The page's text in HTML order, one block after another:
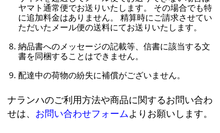
ヤマト通常便でお送りいたします。 その場合でも特
に追加料金はありません。 精算時にご請求させてい
ただいたメール便の送料にてお送りいたします。
納品書へのメッセージの記載等、信書に該当する文
書を同梱することはできません。
配達中の荷物の紛失に補償がございません。
ナランハのご利用方法や商品に関するお問い合わ
せは、 お問い合わせフォームよりお願いします。